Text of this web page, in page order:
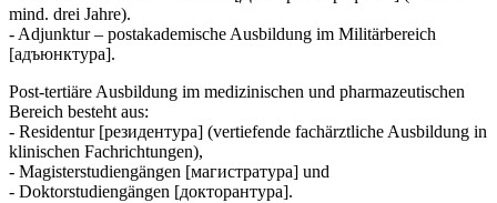
mind. drei Jahre).
- Adjunktur – postakademische Ausbildung im Militärbereich
[адъюнктура].
Post-tertiäre Ausbildung im medizinischen und pharmazeutischen
Bereich besteht aus:
- Residentur [резидентура] (vertiefende fachärztliche Ausbildung in
klinischen Fachrichtungen),
- Magisterstudiengängen [магистратурa] und
- Doktorstudiengängen [докторантурa].